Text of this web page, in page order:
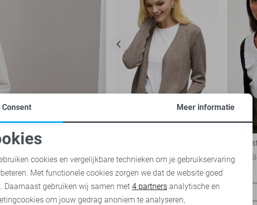
-20%
26,40
32,99
Vila
26,40
Vila t-shirts Vila jassen Vila broeken Vila tops
cookies
cookies Marketing cookies
Consent Meer informatie
cookies en vergelijkbare technieken om je gebruikservaring
Met functionele cookies zorgen we dat de website goed
Daarnaast gebruiken wij samen met 4 partners analytische en
om jouw gedrag anoniem te analyseren,